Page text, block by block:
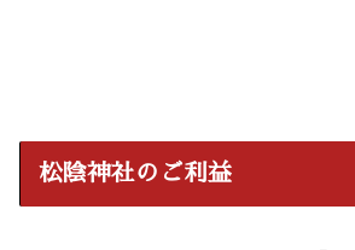
松陰神社のご利益